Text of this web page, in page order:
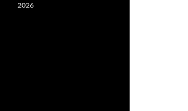
2026